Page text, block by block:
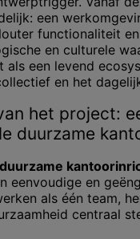
een
functionaliteit
en culturele
als een levend
en het
het project:
duurzame
eenvoudige en
als één team,
centraal